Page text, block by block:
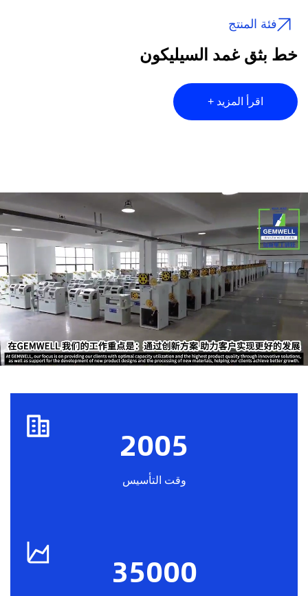
فئة المنتج
خط بثق غمد السيليكون
اقرأ المزيد +
2005
وقت التأسيس
35000